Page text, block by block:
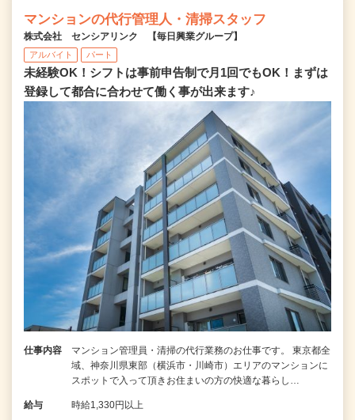
マンションの代行管理人・清掃スタッフ
株式会社 センシアリンク 【毎日興業グループ】
アルバイト パート
未経験OK！シフトは事前申告制で月1回でもOK！まずは
登録して都合に合わせて働く事が出来ます♪
仕事内容
マンション管理員・清掃の代行業務のお仕事です。 東京都全
域、神奈川県東部（横浜市・川崎市）エリアのマンションに
スポットで入って頂きお住まいの方の快適な暮らし…
給与 時給1,330円以上